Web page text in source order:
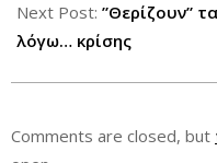
Next Post: ”Θερίζουν”
λόγω… κρίσης
Comments are closed, but